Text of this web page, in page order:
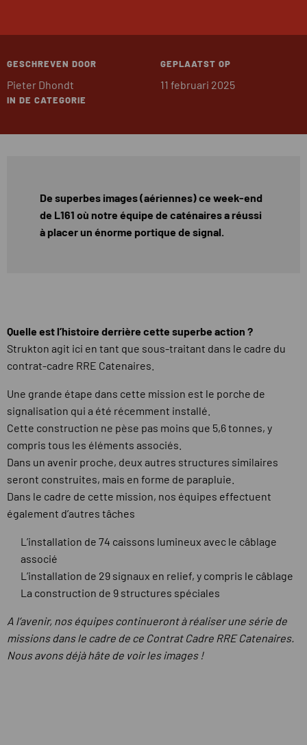
GESCHREVEN DOOR
Pieter Dhondt
GEPLAATST OP
11 februari 2025
IN DE CATEGORIE
De superbes images (aériennes) ce week-end
de L161 où notre équipe de caténaires a réussi
à placer un énorme portique de signal.
Quelle est l’histoire derrière cette superbe action ?
Strukton agit ici en tant que sous-traitant dans le cadre du
contrat-cadre RRE Catenaires.
Une grande étape dans cette mission est le porche de
signalisation qui a été récemment installé.
Cette construction ne pèse pas moins que 5,6 tonnes, y
compris tous les éléments associés.
Dans un avenir proche, deux autres structures similaires
seront construites, mais en forme de parapluie.
Dans le cadre de cette mission, nos équipes effectuent
également d’autres tâches
L’installation de 74 caissons lumineux avec le câblage
associé
L’installation de 29 signaux en relief, y compris le câblage
La construction de 9 structures spéciales
A l’avenir, nos équipes continueront à réaliser une série de
missions dans le cadre de ce Contrat Cadre RRE Catenaires.
Nous avons déjà hâte de voir les images !